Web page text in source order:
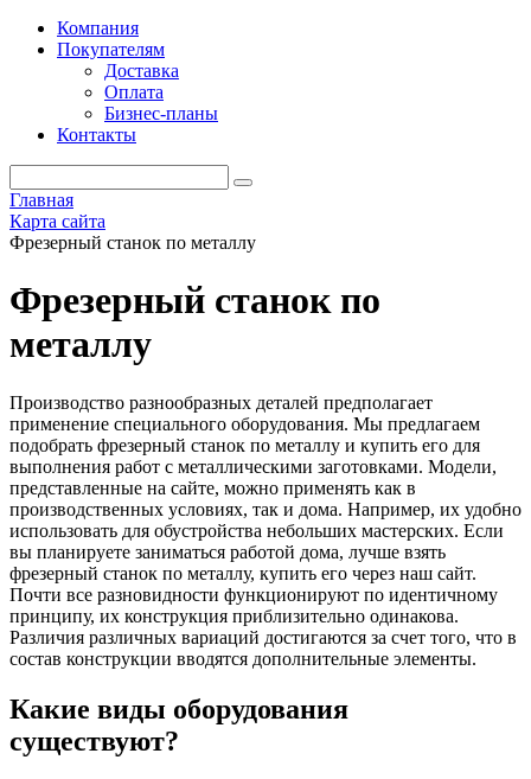
Компания
Покупателям
Доставка
Оплата
Бизнес-планы
Контакты
Главная
Карта сайта
Фрезерный станок по металлу
Фрезерный станок по
металлу
Производство разнообразных деталей предполагает
применение специального оборудования. Мы предлагаем
подобрать фрезерный станок по металлу и купить его для
выполнения работ с металлическими заготовками. Модели,
представленные на сайте, можно применять как в
производственных условиях, так и дома. Например, их удобно
использовать для обустройства небольших мастерских. Если
вы планируете заниматься работой дома, лучше взять
фрезерный станок по металлу, купить его через наш сайт.
Почти все разновидности функционируют по идентичному
принципу, их конструкция приблизительно одинакова.
Различия различных вариаций достигаются за счет того, что в
состав конструкции вводятся дополнительные элементы.
Какие виды оборудования
существуют?